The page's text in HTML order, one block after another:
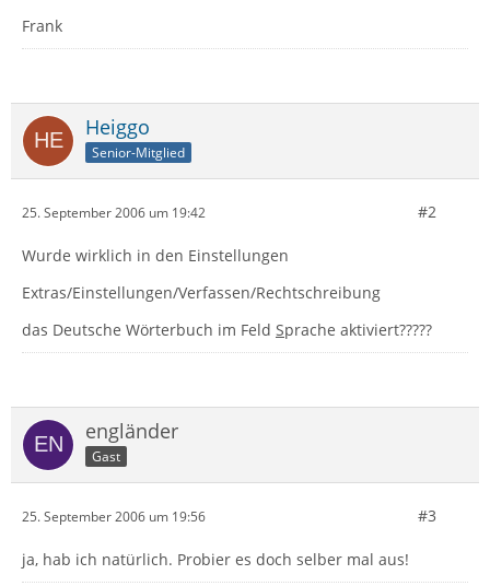
Frank
Heiggo
Senior-Mitglied
25. September 2006 um 19:42 #2
Wurde wirklich in den Einstellungen
Extras/Einstellungen/Verfassen/Rechtschreibung
das Deutsche Wörterbuch im Feld Sprache aktiviert?????
engländer
Gast
25. September 2006 um 19:56 #3
ja, hab ich natürlich. Probier es doch selber mal aus!